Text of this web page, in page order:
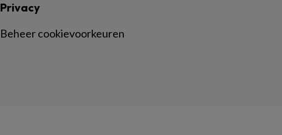
Privacy
Beheer cookievoorkeuren